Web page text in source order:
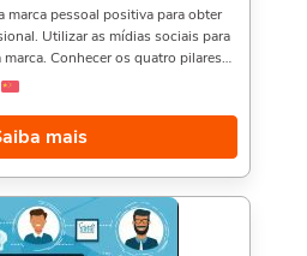
marca pessoal positiva para obter
Utilizar as mídias sociais para
Conhecer os quatro pilares
e saber como desenvolvê-los.
Gostou desse curso? Então veja
AdWords,, Prospecção de
10 horas de carga horária.
termos de uso.
mais